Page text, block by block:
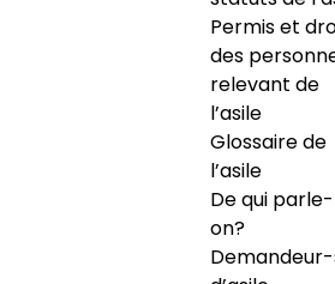
Permis et
des
relevant de
l’asile
Glossaire de
l’asile
De qui
on?